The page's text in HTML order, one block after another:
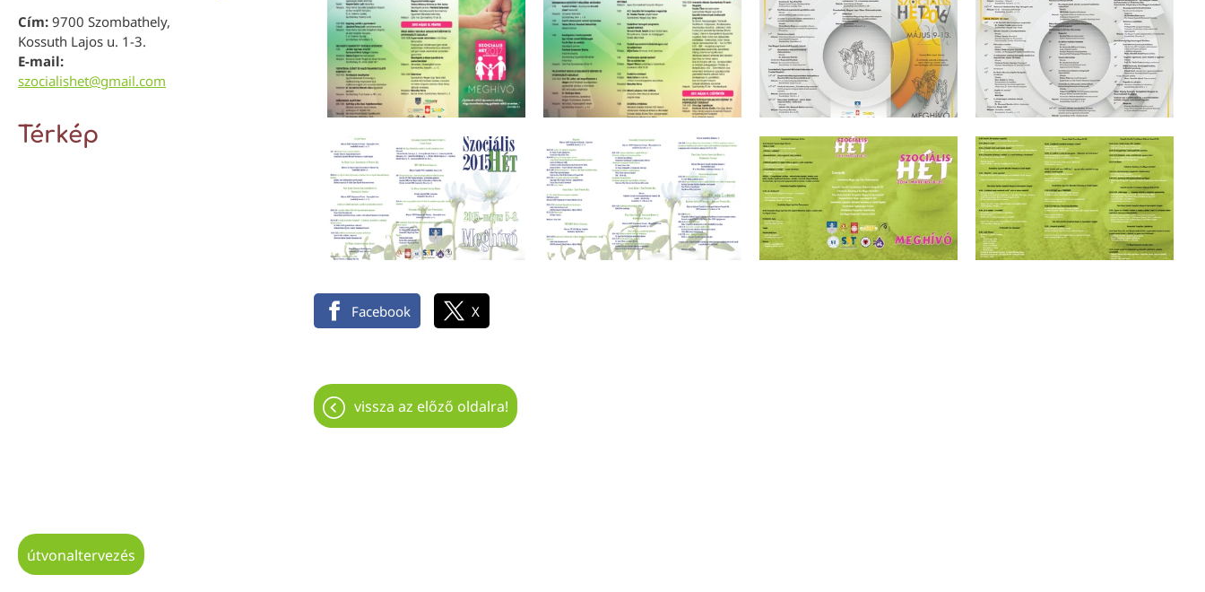
Cím: 9700 Szombathely,
Kossuth Lajos u. 1-3.
E-mail:
szocialishet@gmail.com
Térkép
útvonaltervezés
Facebook X
vissza az előző oldalra!